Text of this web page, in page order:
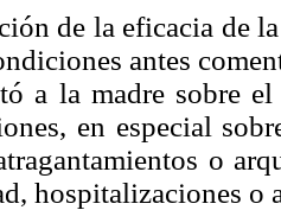
de la eficacia de
antes
a la madre sobre
en especial
o
hospitalizaciones o